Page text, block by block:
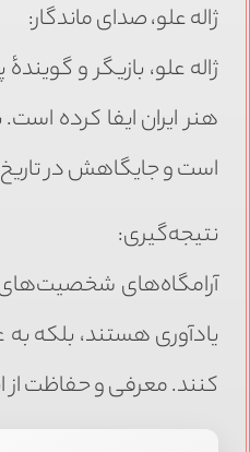
ژاله علو، صدای ماندگار:
ژاله علو، بازیگر و
هنر ایران ایفا کرده
است و جایگاهش در
نتیجه‌گیری:
آرامگاه‌های شخصیت‌های
یادآوری هستند، بلکه
کنند. معرفی و حفاظت